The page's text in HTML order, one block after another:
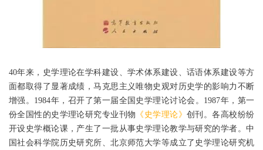
40年来，史学理论在学科建设、学术体系建设、话语体系建设等方
面都取得了显著成绩，马克思主义唯物史观对历史学的影响力不断
增强。1984年，召开了第一届全国史学理论讨论会。1987年，第一
份全国性的史学理论研究专业刊物 《史学理论》创刊。各高校纷纷
开设史学概论课，产生了一批从事史学理论教学与研究的学者。中
国社会科学院历史研究所、北京师范大学等成立了史学理论研究机